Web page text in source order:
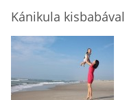
Kánikula kisbabával